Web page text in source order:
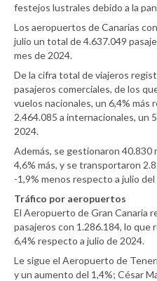
festejos lustrales debido a la
Los aeropuertos de Canarias
julio un total de 4.637.049
mes de 2024.
De la cifra total de viajeros
pasajeros comerciales, de los
vuelos nacionales, un 6,4% más
2.464.085 a internacionales, un
2024.
Además, se gestionaron 40.830
4,6% más, y se transportaron
-1,9% menos respecto a julio del
Tráfico por aeropuertos
El Aeropuerto de Gran Canaria
pasajeros con 1.286.184, lo
6,4% respecto a julio de 2024.
Le sigue el Aeropuerto de
y un aumento del 1,4%; César